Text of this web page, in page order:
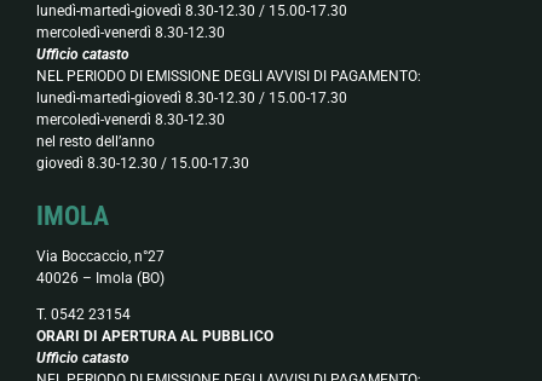
lunedì-martedì-giovedì 8.30-12.30 / 15.00-17.30
mercoledì-venerdì 8.30-12.30
Ufficio catasto
NEL PERIODO DI EMISSIONE DEGLI AVVISI DI PAGAMENTO:
lunedì-martedì-giovedì 8.30-12.30 / 15.00-17.30
mercoledì-venerdì 8.30-12.30
nel resto dell’anno
giovedì 8.30-12.30 / 15.00-17.30
IMOLA
Via Boccaccio, n°27
40026 – Imola (BO)
T. 0542 23154
ORARI DI APERTURA AL PUBBLICO
Ufficio catasto